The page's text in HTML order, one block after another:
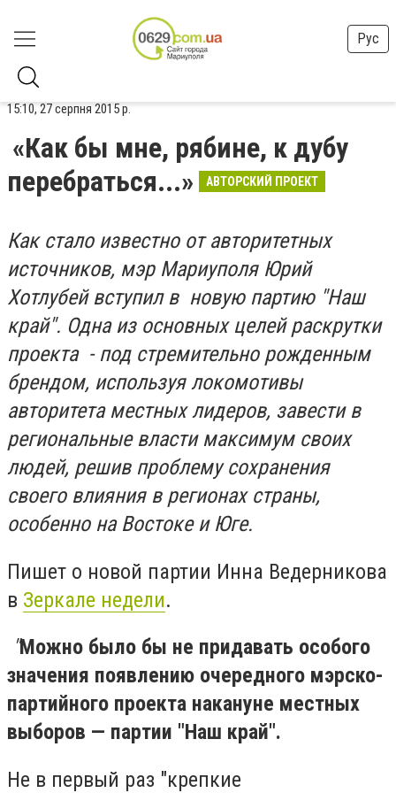
Рус
15:10, 27 серпня 2015 р.
«Как бы мне, рябине, к дубу
перебраться...»
АВТОРСКИЙ ПРОЕКТ
Как стало известно от авторитетных
источников, мэр Мариуполя Юрий
Хотлубей вступил в новую партию "Наш
край". Одна из основных целей раскрутки
проекта - под стремительно рожденным
брендом, используя локомотивы
авторитета местных лидеров, завести в
региональные власти максимум своих
людей, решив проблему сохранения
своего влияния в регионах страны,
особенно на Востоке и Юге.
Пишет о новой партии Инна Ведерникова
в Зеркале недели.
"Можно было бы не придавать особого
значения появлению очередного мэрско-
партийного проекта накануне местных
выборов — партии "Наш край".
Не в первый раз "крепкие